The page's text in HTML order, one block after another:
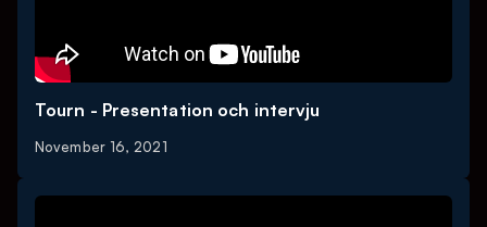
Tourn - Presentation och intervju
November 16, 2021